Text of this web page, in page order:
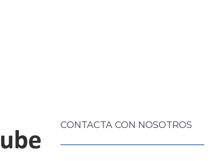
CONTACTA CON NOSOTROS